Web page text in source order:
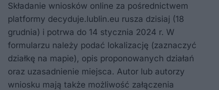
Składanie wniosków online za pośrednictwem
platformy decyduje.lublin.eu rusza dzisiaj (18
grudnia) i potrwa do 14 stycznia 2024 r. W
formularzu należy podać lokalizację (zaznaczyć
działkę na mapie), opis proponowanych działań
oraz uzasadnienie miejsca. Autor lub autorzy
wniosku mają także możliwość załączenia